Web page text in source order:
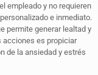
empleado y no requieren
e inmediato.
permite generar lealtad y
acciones es propiciar
de la ansiedad y estrés